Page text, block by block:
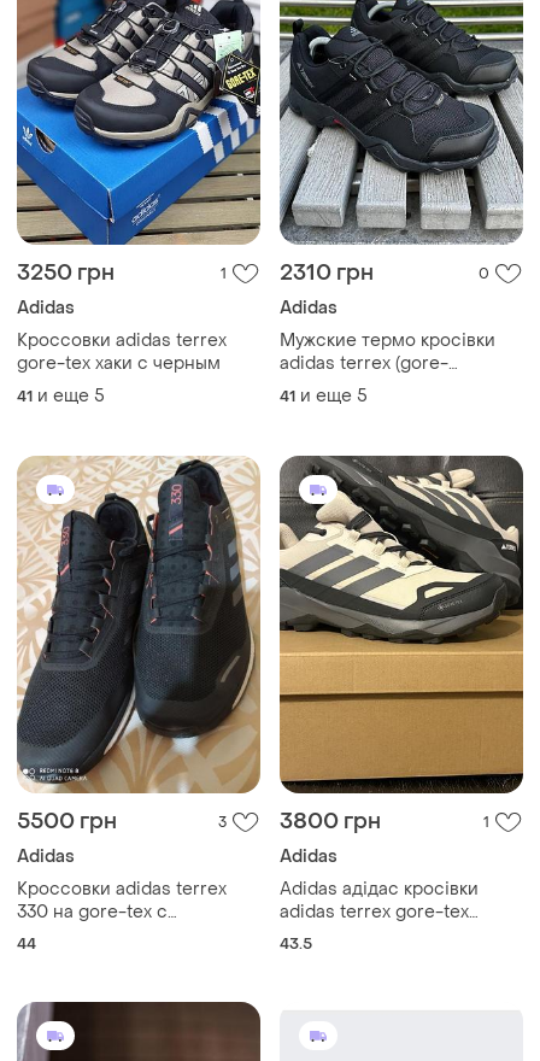
3250 грн 1
Adidas
Кроссовки adidas terrex
gore-tex хаки с черным
41 и еще 5
2310 грн 0
Adidas
Мужские термо кросівки
adidas terrex (gore-
tex)#адидас
41 и еще 5
5500 грн 3
Adidas
Кроссовки adidas terrex
330 на gore-tex с
подошвой boost &
44
3800 грн 1
Adidas
Adidas адідас кросівки
adidas terrex gore-tex
(оригінал)
43.5